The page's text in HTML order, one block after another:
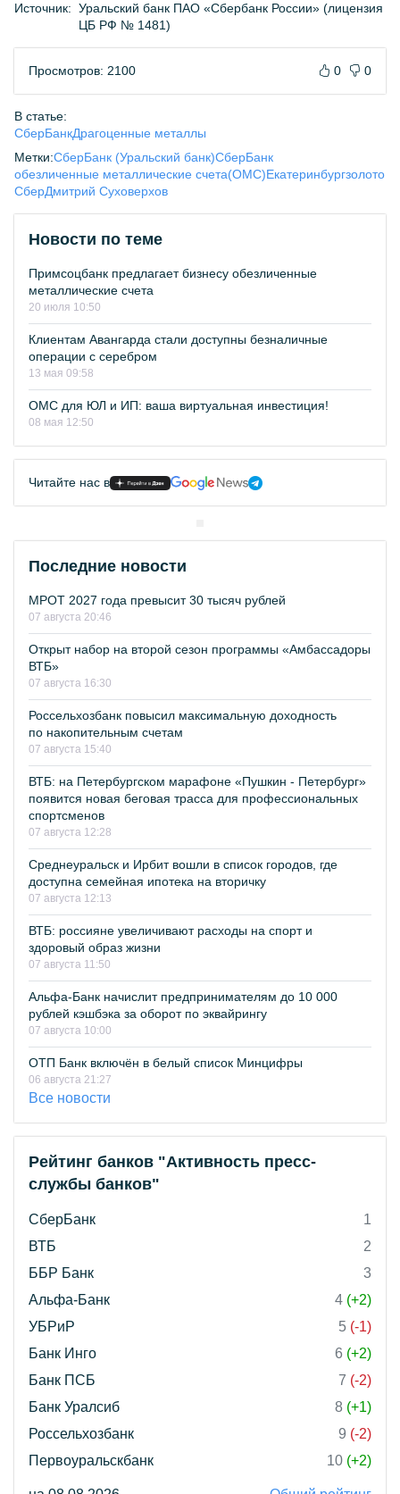
Источник: Уральский банк ПАО «Сбербанк России» (лицензия
ЦБ РФ № 1481)
Просмотров: 2100 0 0
В статье:
СберБанкДрагоценные металлы
Метки:СберБанк (Уральский банк)СберБанк
обезличенные металлические счета(ОМС)Екатеринбургзолото
СберДмитрий Суховерхов
Новости по теме
Примсоцбанк предлагает бизнесу обезличенные
металлические счета
20 июля 10:50
Клиентам Авангарда стали доступны безналичные
операции с серебром
13 мая 09:58
ОМС для ЮЛ и ИП: ваша виртуальная инвестиция!
08 мая 12:50
Читайте нас в
Последние новости
МРОТ 2027 года превысит 30 тысяч рублей
07 августа 20:46
Открыт набор на второй сезон программы «Амбассадоры
ВТБ»
07 августа 16:30
Россельхозбанк повысил максимальную доходность
по накопительным счетам
07 августа 15:40
ВТБ: на Петербургском марафоне «Пушкин - Петербург»
появится новая беговая трасса для профессиональных
спортсменов
07 августа 12:28
Среднеуральск и Ирбит вошли в список городов, где
доступна семейная ипотека на вторичку
07 августа 12:13
ВТБ: россияне увеличивают расходы на спорт и
здоровый образ жизни
07 августа 11:50
Альфа-Банк начислит предпринимателям до 10 000
рублей кэшбэка за оборот по эквайрингу
07 августа 10:00
ОТП Банк включён в белый список Минцифры
06 августа 21:27
Все новости
Рейтинг банков "Активность пресс-
службы банков"
СберБанк
1
ВТБ
2
ББР Банк
3
Альфа-Банк
4 (+2)
УБРиР
5 (-1)
Банк Инго
6 (+2)
Банк ПСБ
7 (-2)
Банк Уралсиб
8 (+1)
Россельхозбанк
9 (-2)
Первоуральскбанк
10 (+2)